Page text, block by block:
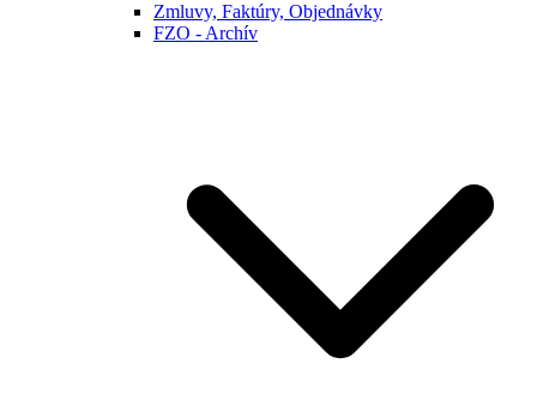
Zmluvy, Faktúry, Objednávky
FZO - Archív